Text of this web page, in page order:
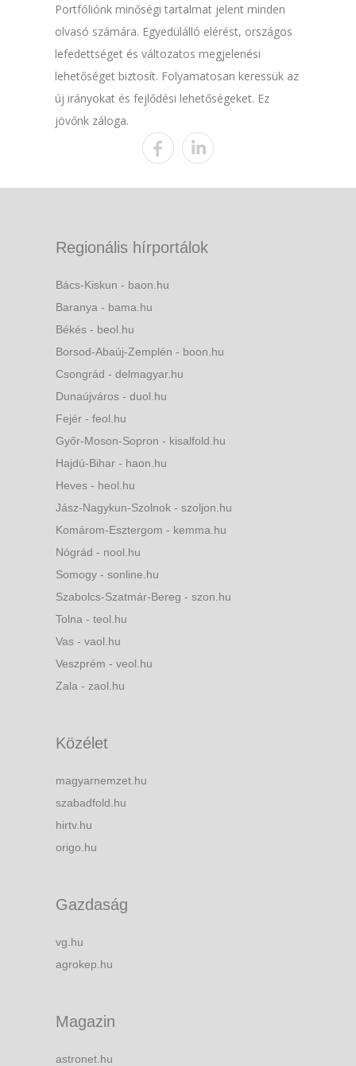
Portfóliónk minőségi tartalmat jelent minden
olvasó számára. Egyedülálló elérést, országos
lefedettséget és változatos megjelenési
lehetőséget biztosít. Folyamatosan keressük az
új irányokat és fejlődési lehetőségeket. Ez
jövőnk záloga.
Regionális hírportálok
Bács-Kiskun - baon.hu
Baranya - bama.hu
Békés - beol.hu
Borsod-Abaúj-Zemplén - boon.hu
Csongrád - delmagyar.hu
Dunaújváros - duol.hu
Fejér - feol.hu
Győr-Moson-Sopron - kisalfold.hu
Hajdú-Bihar - haon.hu
Heves - heol.hu
Jász-Nagykun-Szolnok - szoljon.hu
Komárom-Esztergom - kemma.hu
Nógrád - nool.hu
Somogy - sonline.hu
Szabolcs-Szatmár-Bereg - szon.hu
Tolna - teol.hu
Vas - vaol.hu
Veszprém - veol.hu
Zala - zaol.hu
Közélet
magyarnemzet.hu
szabadfold.hu
hirtv.hu
origo.hu
Gazdaság
vg.hu
agrokep.hu
Magazin
astronet.hu